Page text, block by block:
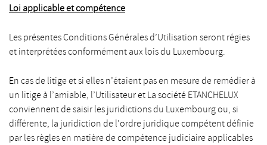
Loi applicable et compétence
Les présentes Conditions Générales d’Utilisation seront régies
et interprétées conformément aux lois du Luxembourg.
En cas de litige et si elles n’étaient pas en mesure de remédier à
un litige à l’amiable, l’Utilisateur et La société ETANCHELUX
conviennent de saisir les juridictions du Luxembourg ou, si
différente, la juridiction de l’ordre juridique compétent définie
par les règles en matière de compétence judiciaire applicables